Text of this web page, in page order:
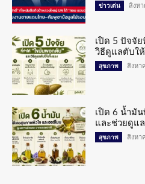
ข่าวเด่น สิงห
เปิด 5 ปัจจั
วิธีดูแลตับใ
สุขภาพ สิงหา
เปิด 6 น้ำมั
และช่วยดูแ
สุขภาพ สิงหา